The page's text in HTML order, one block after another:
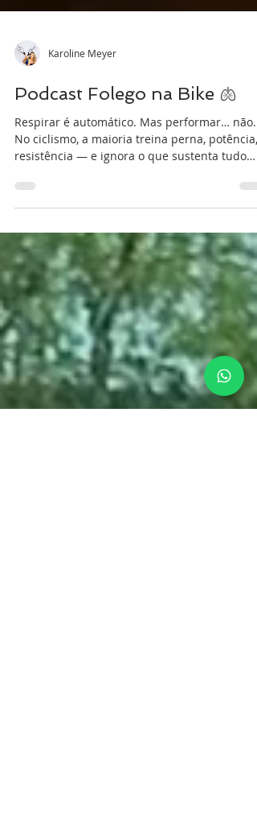
Karoline Meyer
Podcast Folego na Bike 🫁
Respirar é automático. Mas performar… não.
isso: a respiração. No podcast Gregario
em conversa com Nicolas Sessler, a recordista
mundial de apneia Karol Meyer traz um
que muda o jogo: não é só sobre ter mais
fôlego — é sobre saber usar o ar. Porque no
momento em que a prova aperta, não é a
perna que quebra primeiro. É o controle. A
respiração acelera, o corpo entra em de